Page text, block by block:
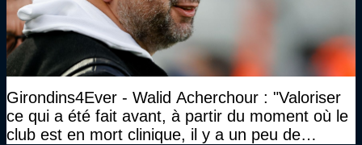
Girondins4Ever - Walid Acherchour : "Valoriser
ce qui a été fait avant, à partir du moment où le
club est en mort clinique, il y a un peu de